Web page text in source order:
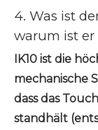
4. Was ist
warum ist
IK10 ist die
mechanische
dass das
standhält